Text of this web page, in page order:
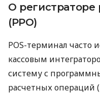
О регистраторе
(РРО)
POS-терминал часто
кассовым
систему с
расчетных операций